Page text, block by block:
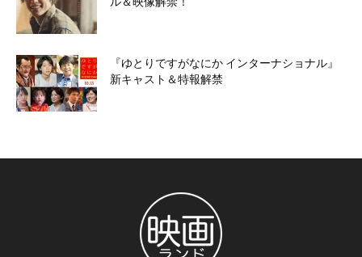
『ゆとりですがなにか インターナショナル』
新キャスト＆特報解禁